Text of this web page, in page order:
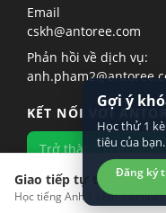
Giao tiếp tự tin hơn?
Học tiếng Anh 1 kèm 1 online!
Email
cskh@antoree.com
Phản hồi về dịch vụ:
KẾT NỐI VỚI
Trở thành giáo viên
KHÁM PHÁ
Gợi ý
Học thử 1
tiêu của bạn.
Đăng ký